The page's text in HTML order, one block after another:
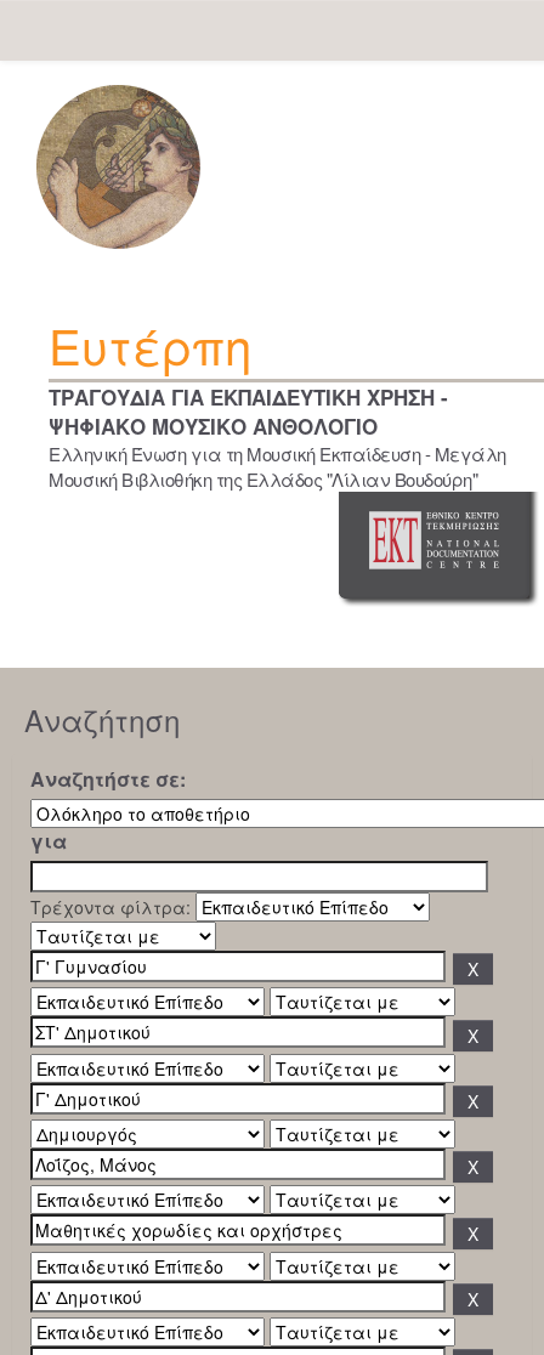
navigation
Ευτέρπη
ΤΡΑΓΟΥΔΙΑ ΓΙΑ ΕΚΠΑΙΔΕΥΤΙΚΗ ΧΡΗΣΗ -
ΨΗΦΙΑΚΟ ΜΟΥΣΙΚΟ ΑΝΘΟΛΟΓΙΟ
Ελληνική Ένωση για τη Μουσική Εκπαίδευση - Μεγάλη
Μουσική Βιβλιοθήκη της Ελλάδος "Λίλιαν Βουδούρη"
Αναζήτηση
Αναζητήστε σε:
για
Τρέχοντα φίλτρα: